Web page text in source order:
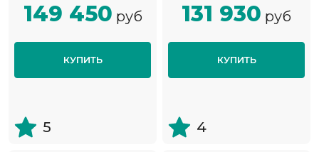
149 450 руб
КУПИТЬ
5
131 930 руб
КУПИТЬ
4